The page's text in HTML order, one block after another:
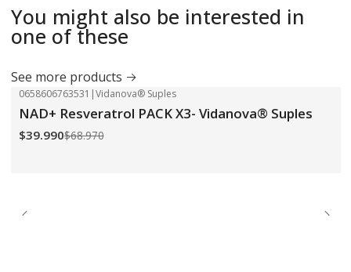
You might also be interested in
one of these
See more products
-42%
OFF
0658606763531 |Vidanova® Suples
NAD+ Resveratrol PACK X3- Vidanova® Suples
$39.990$68.970